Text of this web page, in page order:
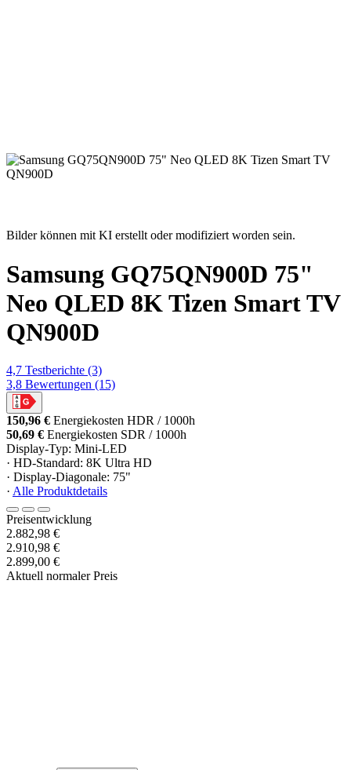
Bilder können mit KI erstellt oder modifiziert worden sein.
Samsung GQ75QN900D 75"
Neo QLED 8K Tizen Smart TV
QN900D
4,7 Testberichte (3)
3,8 Bewertungen (15)
150,96 € Energiekosten HDR / 1000h
50,69 € Energiekosten SDR / 1000h
Display-Typ: Mini-LED
· HD-Standard: 8K Ultra HD
· Display-Diagonale: 75"
· Alle Produktdetails
Preisentwicklung
2.882,98 €
2.910,98 €
2.899,00 €
Aktuell normaler Preis